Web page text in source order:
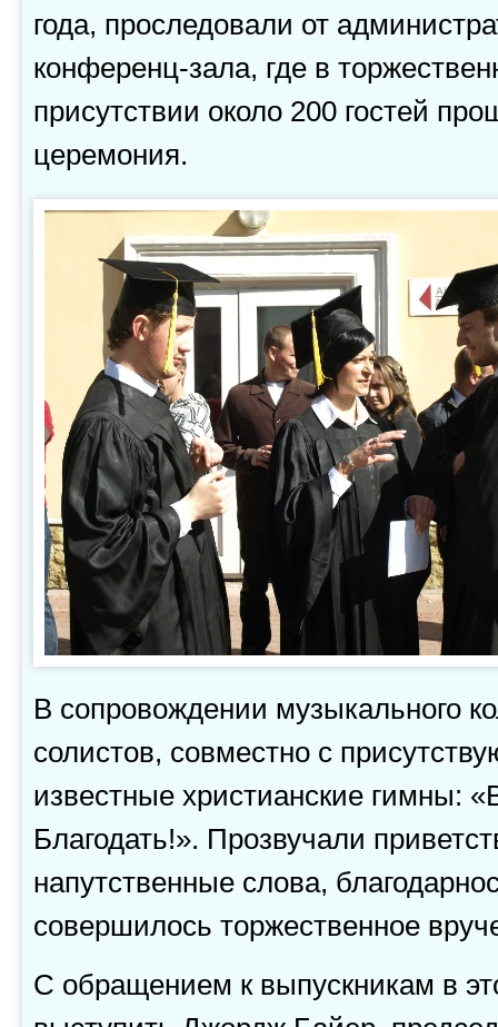
года, проследовали от
конференц-зала, где в
присутствии около 200 гостей
церемония.
В сопровождении музыкального
солистов, совместно с
известные христианские гимны:
Благодать!». Прозвучали
напутственные слова,
совершилось торжественное
С обращением к выпускникам в